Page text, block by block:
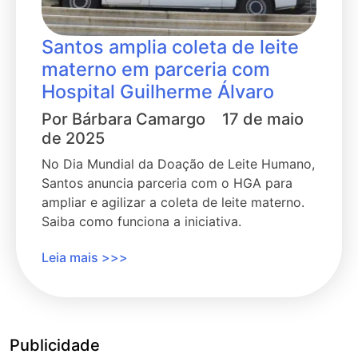
Santos amplia coleta de leite
materno em parceria com
Hospital Guilherme Álvaro
Por Bárbara Camargo
17 de maio
de 2025
No Dia Mundial da Doação de Leite Humano,
Santos anuncia parceria com o HGA para
ampliar e agilizar a coleta de leite materno.
Saiba como funciona a iniciativa.
Leia mais >>>
Publicidade